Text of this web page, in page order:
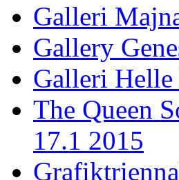
Galleri
Gallery
Galleri Helle
The Queen
17.1 2015